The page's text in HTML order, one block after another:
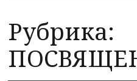
Рубрика: